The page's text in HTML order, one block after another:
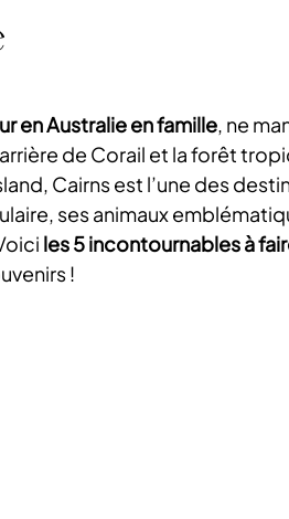
en Australie en famille, ne
de Corail et la forêt
Cairns est l’une des
ses animaux
les 5 incontournables à
!